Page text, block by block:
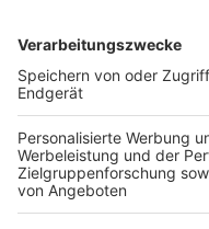
TOP-VEREINE
TOP-PARTNER